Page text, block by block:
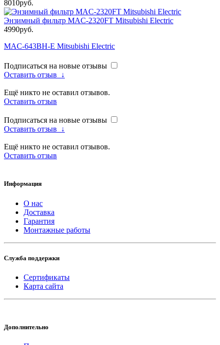
8010руб.
Энзимный фильтр MAC-2320FT Mitsubishi Electric
4990руб.
MAC-643BH-E Mitsubishi Electric
Подписаться на новые отзывы
Оставить отзыв
↓
Ещё никто не оставил отзывов.
Оставить отзыв
Подписаться на новые отзывы
Оставить отзыв
↓
Ещё никто не оставил отзывов.
Оставить отзыв
Информация
О нас
Доставка
Гарантия
Монтажные работы
Служба поддержки
Сертификаты
Карта сайта
Дополнительно